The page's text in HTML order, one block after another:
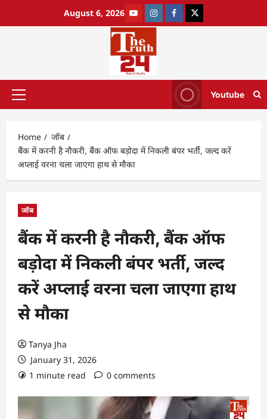
August 6, 2026
Youtube
Home
जॉब
बैंक में करनी है नौकरी, बैंक ऑफ बड़ोदा में निकली बंपर भर्ती, जल्द करें
अप्लाई वरना चला जाएगा हाथ से मौका
जॉब
बैंक में करनी है नौकरी, बैंक ऑफ
बड़ोदा में निकली बंपर भर्ती, जल्द
करें अप्लाई वरना चला जाएगा हाथ
से मौका
Tanya Jha
January 31, 2026
1 minute read
0 comments